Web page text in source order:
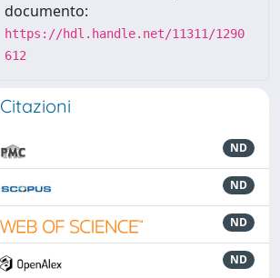
documento:
https://hdl.handle.net/11311/1290
612
Citazioni
ND
ND
ND
ND